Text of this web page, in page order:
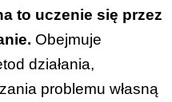
to uczenie się przez
Obejmuje
działania,
problemu własną